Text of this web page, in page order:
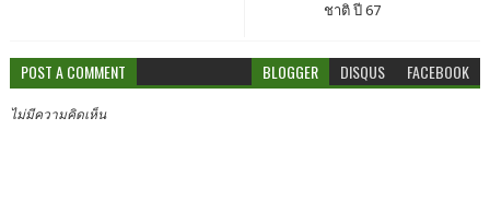
ชาติ ปี 67
POST A COMMENT BLOGGER DISQUS FACEBOOK
ไม่มีความคิดเห็น